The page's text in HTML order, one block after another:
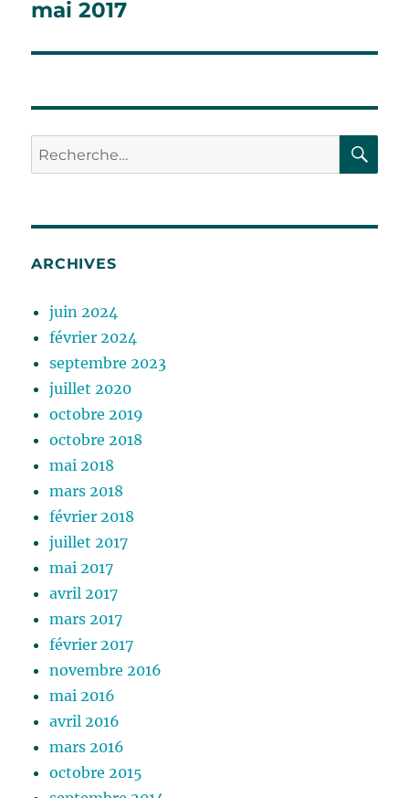
mai 2017
Recherche
pour :
ARCHIVES
juin 2024
février 2024
septembre 2023
juillet 2020
octobre 2019
octobre 2018
mai 2018
mars 2018
février 2018
juillet 2017
mai 2017
avril 2017
mars 2017
février 2017
novembre 2016
mai 2016
avril 2016
mars 2016
octobre 2015